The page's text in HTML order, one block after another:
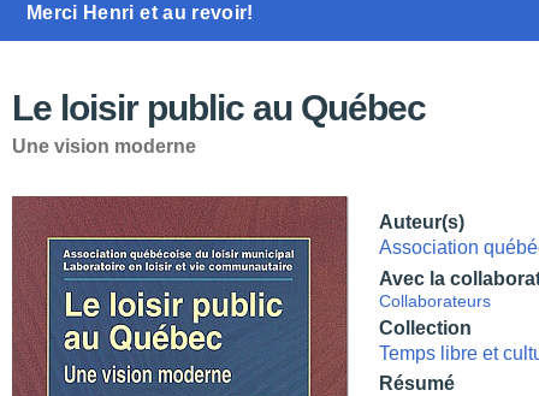
Merci Henri et au revoir!
Le loisir public au Québec
Une vision moderne
Auteur(s)
Association
Avec la
Collaborateurs
Collection
Temps libre et
Résumé